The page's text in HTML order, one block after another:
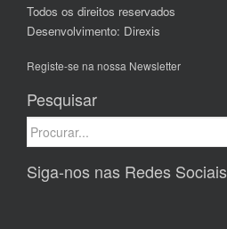
Todos os direitos reservados
Desenvolvimento: Direxis
Registe-se na nossa Newsletter
Pesquisar
Search
for:
Siga-nos nas Redes Sociais